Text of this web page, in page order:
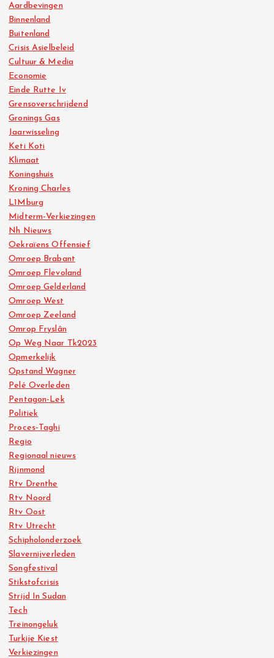
Aardbevingen
Binnenland
Buitenland
Crisis Asielbeleid
Cultuur & Media
Economie
Einde Rutte Iv
Grensoverschrijdend
Gronings Gas
Jaarwisseling
Keti Koti
Klimaat
Koningshuis
Kroning Charles
L1Mburg
Midterm-Verkiezingen
Nh Nieuws
Oekraïens Offensief
Omroep Brabant
Omroep Flevoland
Omroep Gelderland
Omroep West
Omroep Zeeland
Omrop Fryslân
Op Weg Naar Tk2023
Opmerkelijk
Opstand Wagner
Pelé Overleden
Pentagon-Lek
Politiek
Proces-Taghi
Regio
Regionaal nieuws
Rijnmond
Rtv Drenthe
Rtv Noord
Rtv Oost
Rtv Utrecht
Schipholonderzoek
Slavernijverleden
Songfestival
Stikstofcrisis
Strijd In Sudan
Tech
Treinongeluk
Turkije Kiest
Verkiezingen